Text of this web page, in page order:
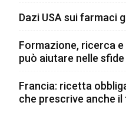
Dazi USA sui farmaci
Formazione, ricerca
può aiutare nelle
Francia: ricetta
che prescrive anche il